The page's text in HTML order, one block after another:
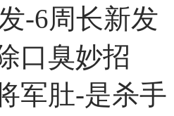
-6周长新发
口臭妙招
军肚-是杀手